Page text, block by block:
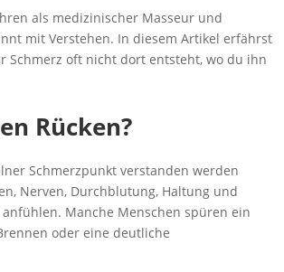
als medizinischer Masseur und
mit Verstehen. In diesem Artikel erfährst
Schmerz oft nicht dort entsteht, wo du ihn
Rücken?
Schmerzpunkt verstanden werden
Nerven, Durchblutung, Haltung und
Manche Menschen spüren ein
oder eine deutliche